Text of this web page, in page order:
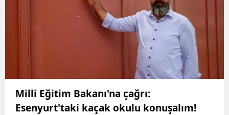
Milli Eğitim Bakanı'na çağrı:
Esenyurt'taki kaçak okulu konuşalım!